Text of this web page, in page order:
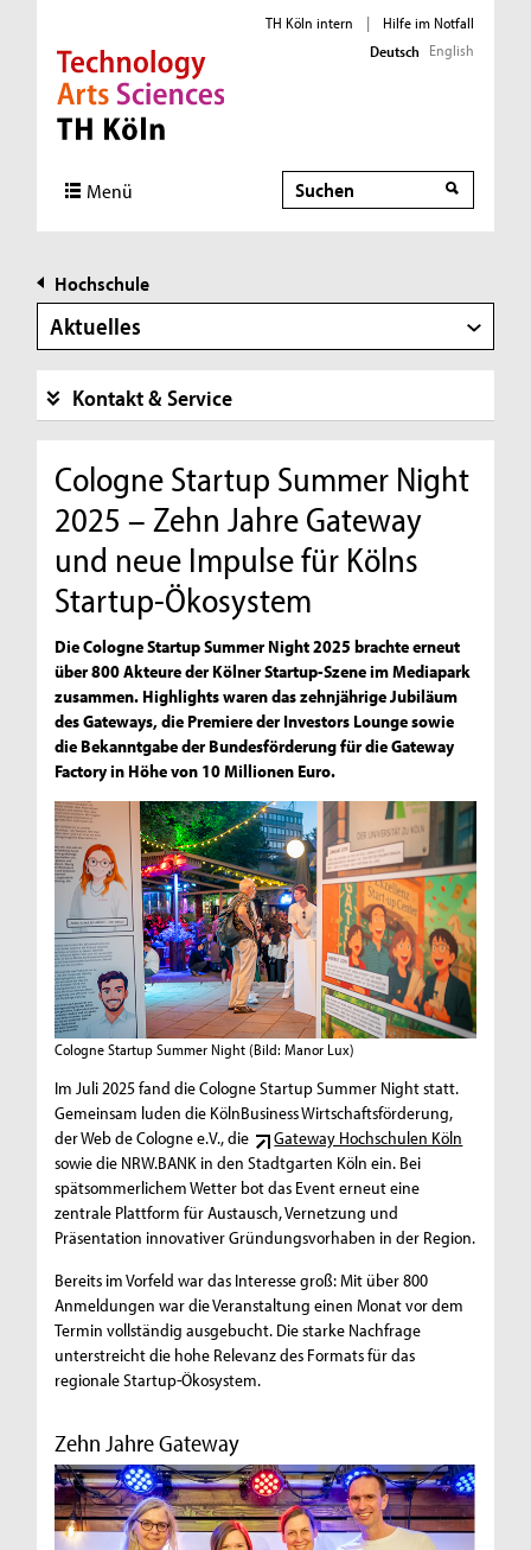
Direkt zur Hauptnavigation
Direkt zur Subnavigation
Direkt zum Inhalt
Direkt zum Fußbereich
TH Köln intern |
Hilfe im Notfall
Deutsch English
Menü Suche
Hochschule
Aktuelles
Kontakt & Service
Cologne Startup Summer Night
2025 – Zehn Jahre Gateway
und neue Impulse für Kölns
Startup-Ökosystem
Die Cologne Startup Summer Night 2025 brachte erneut
über 800 Akteure der Kölner Startup-Szene im Mediapark
zusammen. Highlights waren das zehnjährige Jubiläum
des Gateways, die Premiere der Investors Lounge sowie
die Bekanntgabe der Bundesförderung für die Gateway
Factory in Höhe von 10 Millionen Euro.
Cologne Startup Summer Night (Bild: Manor Lux)
Im Juli 2025 fand die Cologne Startup Summer Night statt.
Gemeinsam luden die KölnBusiness Wirtschaftsförderung,
der Web de Cologne e.V., die
Gateway Hochschulen Köln
sowie die NRW.BANK in den Stadtgarten Köln ein. Bei
spätsommerlichem Wetter bot das Event erneut eine
zentrale Plattform für Austausch, Vernetzung und
Präsentation innovativer Gründungsvorhaben in der Region.
Bereits im Vorfeld war das Interesse groß: Mit über 800
Anmeldungen war die Veranstaltung einen Monat vor dem
Termin vollständig ausgebucht. Die starke Nachfrage
unterstreicht die hohe Relevanz des Formats für das
regionale Startup-Ökosystem.
Zehn Jahre Gateway